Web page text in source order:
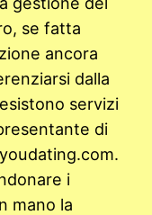
se fatta
ancora
dalla
servizi
di
i
mano la